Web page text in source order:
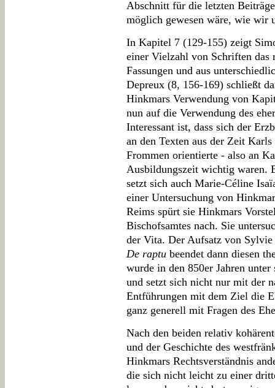
Abschnitt für die letzten
möglich gewesen wäre, wie wir
In Kapitel 7 (129-155) zeigt
einer Vielzahl von Schriften das
Fassungen und aus
Depreux (8, 156-169) schließt
Hinkmars Verwendung von
nun auf die Verwendung des
Interessant ist, dass sich der
an den Texten aus der Zeit
Frommen orientierte - also an
Ausbildungszeit wichtig waren.
setzt sich auch Marie-Céline
einer Untersuchung von
Reims spürt sie Hinkmars
Bischofsamtes nach. Sie
der Vita. Der Aufsatz von
De raptu beendet dann diesen
wurde in den 850er Jahren
und setzt sich nicht nur mit der
Entführungen mit dem Ziel die
ganz generell mit Fragen des
Nach den beiden relativ
und der Geschichte des
Hinkmars Rechtsverständnis
die sich nicht leicht zu einer